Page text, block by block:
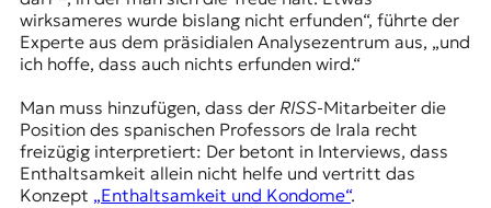
wirksameres wurde bislang nicht erfunden“, führte der
Experte aus dem präsidialen Analysezentrum aus, „und
ich hoffe, dass auch nichts erfunden wird.“
Man muss hinzufügen, dass der RISS-Mitarbeiter die
Position des spanischen Professors de Irala recht
freizügig interpretiert: Der betont in Interviews, dass
Enthaltsamkeit allein nicht helfe und vertritt das
Konzept „Enthaltsamkeit und Kondome“.